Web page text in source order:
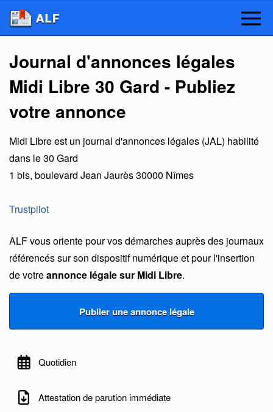
Journal d'annonces légales
Midi Libre 30 Gard - Publiez
votre annonce
Midi Libreest un journal d'annonces légales (JAL) habilité
dans le 30 Gard
1 bis, boulevard Jean Jaurès30000 Nîmes
Trustpilot
ALF vous oriente pour vos démarches auprès des journaux
référencés sur son dispositif numérique et pour l'insertion
de votreannonce légale sur Midi Libre.
Quotidien
Attestation de parution immédiate